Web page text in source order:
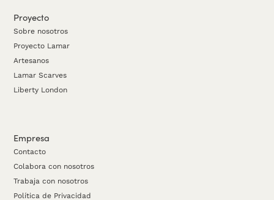
Proyecto
Sobre nosotros
Proyecto Lamar
Artesanos
Lamar Scarves
Liberty London
Empresa
Contacto
Colabora con nosotros
Trabaja con nosotros
Política de Privacidad